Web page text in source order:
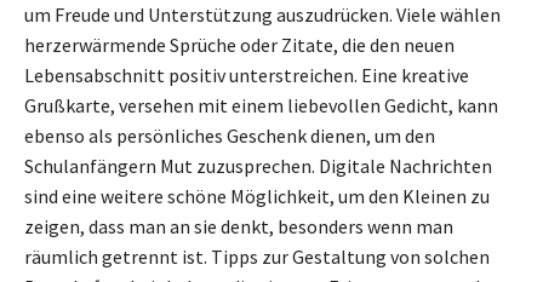
um Freude und Unterstützung auszudrücken. Viele wählen
herzerwärmende Sprüche oder Zitate, die den neuen
Lebensabschnitt positiv unterstreichen. Eine kreative
Grußkarte, versehen mit einem liebevollen Gedicht, kann
ebenso als persönliches Geschenk dienen, um den
Schulanfängern Mut zuzusprechen. Digitale Nachrichten
sind eine weitere schöne Möglichkeit, um den Kleinen zu
zeigen, dass man an sie denkt, besonders wenn man
räumlich getrennt ist. Tipps zur Gestaltung von solchen